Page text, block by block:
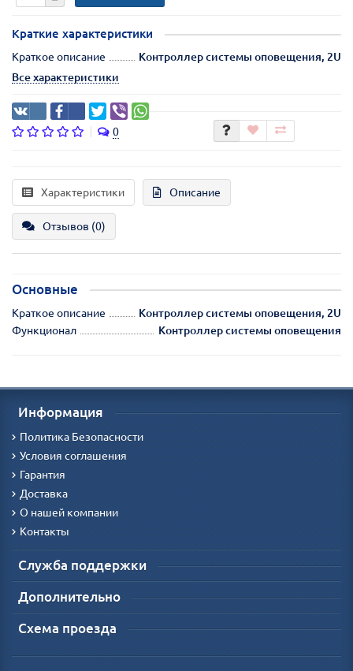
Краткие характеристики
Краткое описание
Контроллер системы оповещения, 2U
Все характеристики
0
Характеристики Описание
Отзывов (0)
Основные
Краткое описание
Контроллер системы оповещения, 2U
Функционал
Контроллер системы оповещения
Информация
Политика Безопасности
Условия соглашения
Гарантия
Доставка
О нашей компании
Контакты
Служба поддержки
Дополнительно
Схема проезда